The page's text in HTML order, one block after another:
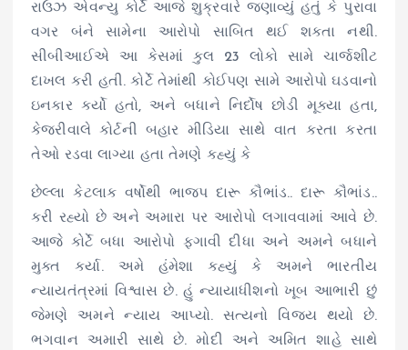
રાઉઝ એવન્યુ કોર્ટે આજે શુક્રવારે જણાવ્યું હતું કે પુરાવા
વગર બંને સામેના આરોપો સાબિત થઈ શકતા નથી.
સીબીઆઈએ આ કેસમાં કુલ 23 લોકો સામે ચાર્જશીટ
દાખલ કરી હતી. કોર્ટે તેમાંથી કોઈપણ સામે આરોપો ઘડવાનો
ઇનકાર કર્યો હતો, અને બધાને નિર્દોષ છોડી મૂક્યા હતા,
કેજરીવાલે કોર્ટની બહાર મીડિયા સાથે વાત કરતા કરતા
તેઓ રડવા લાગ્યા હતા તેમણે કહ્યું કે
છેલ્લા કેટલાક વર્ષોથી ભાજપ દારૂ કૌભાંડ.. દારૂ કૌભાંડ..
કરી રહ્યો છે અને અમારા પર આરોપો લગાવવામાં આવે છે.
આજે કોર્ટે બધા આરોપો ફગાવી દીધા અને અમને બધાને
મુક્ત કર્યા. અમે હંમેશા કહ્યું કે અમને ભારતીય
ન્યાયતંત્રમાં વિશ્વાસ છે. હું ન્યાયાધીશનો ખૂબ આભારી છું
જેમણે અમને ન્યાય આપ્યો. સત્યનો વિજય થયો છે.
ભગવાન અમારી સાથે છે. મોદી અને અમિત શાહે સાથે